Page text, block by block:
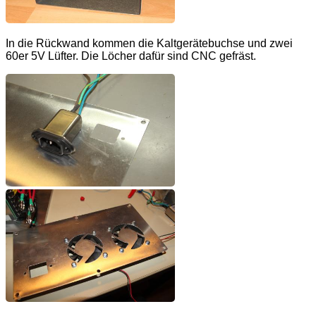
In die Rückwand kommen die Kaltgerätebuchse und zwei
60er 5V Lüfter. Die Löcher dafür sind CNC gefräst.